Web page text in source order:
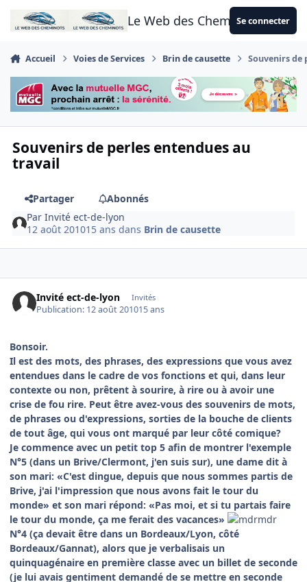
Aller au contenu
Le Web des CheminotsSe connecter
Accueil Voies de Services Brin de causette Souvenirs de
Souvenirs de perles entendues au
travail
Partager
Abonnés
ParInvité ect-de-lyon
12 août 201015 ans dans Brin de causette
Invité ect-de-lyon Invités
Publication: 12 août 201015 ans
Bonsoir.
Il est des mots, des phrases, des expressions que vous avez
entendues dans le cadre de vos fonctions et qui, dans leur
contexte ou non, prêtent à sourire, à rire ou à avoir une
crise de fou rire. Peut être avez-vous des souvenirs de mots,
de phrases ou d'expressions, sorties de la bouche de clients
de tout âge, qui vous ont marqué par leur côté comique?
Je commence avec un petit top 5 afin de montrer l'exemple
N°5 (dans un Brive/Clermont, j'en suis sur), une dame dit à
son mari: «C'est dingue, depuis que nous sommes partis de
Brive, j'ai l'impression que nous avons fait le tour du
monde» et son mari répond: «Pas moi, et si tu partais faire
le tour du monde, ça me ferait des vacances»
N°4 (ça devait être dans un Bordeaux/Lyon, côté
Bordeaux/Gannat), alors que je verbalisais un
quinquagénaire en première classe avec un billet de seconde
(je lui avais gentiment demandé de se mettre en seconde